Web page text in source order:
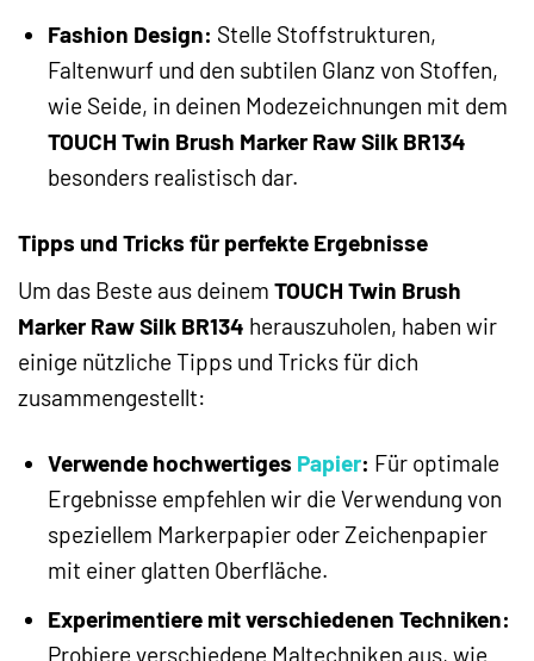
Fashion Design: Stelle Stoffstrukturen,
Faltenwurf und den subtilen Glanz von Stoffen,
wie Seide, in deinen Modezeichnungen mit dem
TOUCH Twin Brush Marker Raw Silk BR134
besonders realistisch dar.
Tipps und Tricks für perfekte Ergebnisse
Um das Beste aus deinem TOUCH Twin Brush
Marker Raw Silk BR134 herauszuholen, haben wir
einige nützliche Tipps und Tricks für dich
zusammengestellt:
Verwende hochwertiges Papier: Für optimale
Ergebnisse empfehlen wir die Verwendung von
speziellem Markerpapier oder Zeichenpapier
mit einer glatten Oberfläche.
Experimentiere mit verschiedenen Techniken:
Probiere verschiedene Maltechniken aus, wie